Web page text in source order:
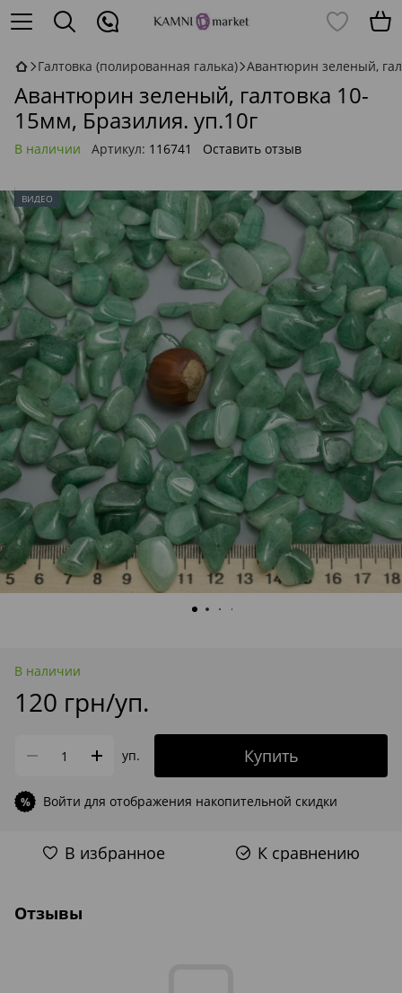
Галтовка (полированная галька) Авантюрин зеленый,
Авантюрин зеленый, галтовка 10-
15мм, Бразилия. уп.10г
В наличии Артикул: 116741 Оставить отзыв
ВИДЕО
В наличии
120 грн/уп.
уп. Купить
% Войти для отображения накопительной скидки
В избранное К сравнению
Отзывы